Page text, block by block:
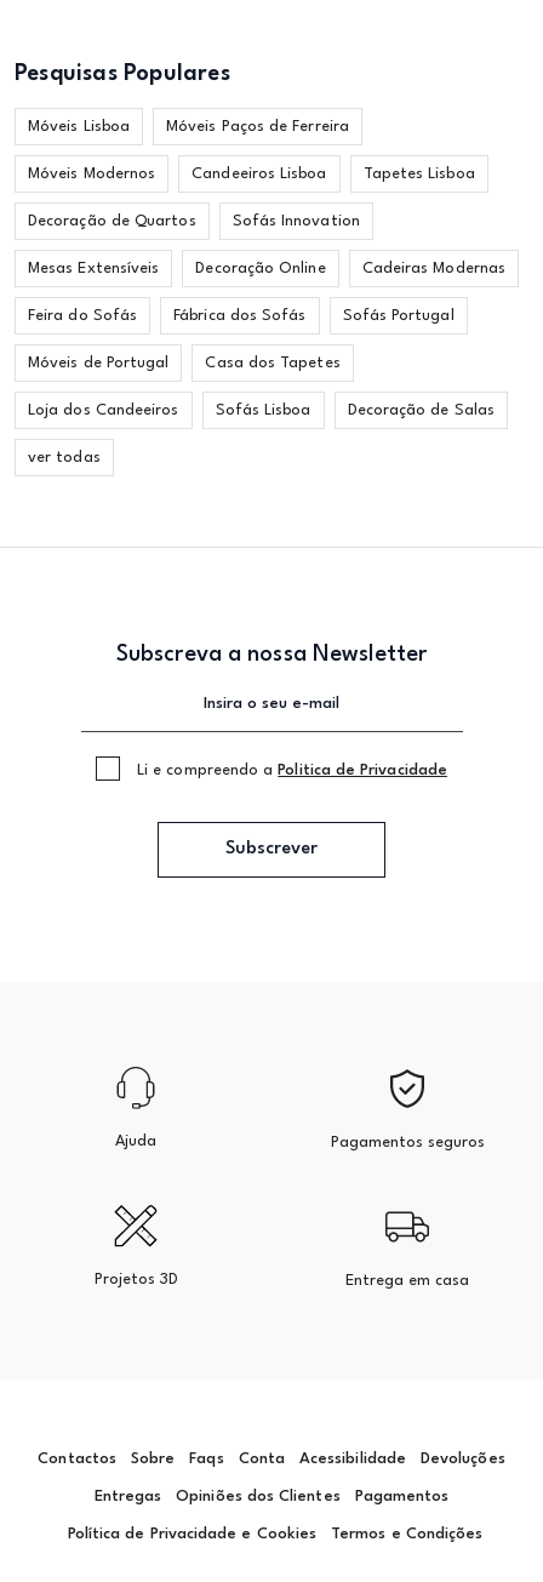
Pesquisas Populares
Móveis Lisboa Móveis Paços de Ferreira
Móveis Modernos Candeeiros Lisboa Tapetes Lisboa
Decoração de Quartos Sofás Innovation
Mesas Extensíveis Decoração Online Cadeiras Modernas
Feira do Sofás Fábrica dos Sofás Sofás Portugal
Móveis de Portugal Casa dos Tapetes
Loja dos Candeeiros Sofás Lisboa Decoração de Salas
ver todas
Subscreva a nossa Newsletter
Li e compreendo a Politica de Privacidade
Subscrever
Ajuda Pagamentos seguros
Projetos 3D Entrega em casa
Contactos Sobre Faqs Conta Acessibilidade Devoluções
Entregas Opiniões dos Clientes Pagamentos
Política de Privacidade e Cookies Termos e Condições